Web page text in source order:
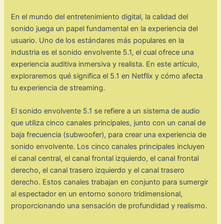
En el mundo del entretenimiento digital, la calidad del
sonido juega un papel fundamental en la experiencia del
usuario. Uno de los estándares más populares en la
industria es el sonido envolvente 5.1, el cual ofrece una
experiencia auditiva inmersiva y realista. En este artículo,
exploraremos qué significa el 5.1 en Netflix y cómo afecta
tu experiencia de streaming.
El sonido envolvente 5.1 se refiere a un sistema de audio
que utiliza cinco canales principales, junto con un canal de
baja frecuencia (subwoofer), para crear una experiencia de
sonido envolvente. Los cinco canales principales incluyen
el canal central, el canal frontal izquierdo, el canal frontal
derecho, el canal trasero izquierdo y el canal trasero
derecho. Estos canales trabajan en conjunto para sumergir
al espectador en un entorno sonoro tridimensional,
proporcionando una sensación de profundidad y realismo.